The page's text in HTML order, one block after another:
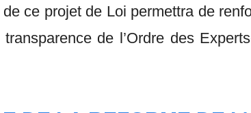
ce projet de Loi permettra de
de l’Ordre des